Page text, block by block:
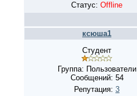
Статус: Offline
ксюша1
Студент
Группа: Пользователи
Сообщений: 54
Репутация: 3